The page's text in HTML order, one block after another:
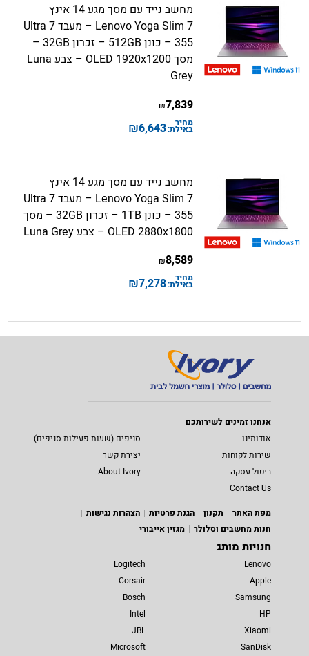
מחשב נייד עם מסך מגע 14 אינץ
Lenovo Yoga Slim 7 – מעבד Ultra 7
355 – כונן 512GB – זכרון 32GB –
מסך OLED 1920x1200 – צבע Luna
Grey
7,839
₪
מחיר
באילת:6,643
₪
מחשב נייד עם מסך מגע 14 אינץ
Lenovo Yoga Slim 7 – מעבד Ultra 7
355 – כונן 1TB – זכרון 32GB – מסך
OLED 2880x1800 – צבע Luna Grey
8,589
₪
מחיר
באילת:7,278
₪
אנחנו זמינים לשירותכם
אודותינו
סניפים (שעות פעילות סניפים)
שירות לקוחות
יצירת קשר
ביטול עסקה
About Ivory
Contact Us
מפת האתר
תקנון הגנת פרטיות
הצהרות נגישות
חנות מחשבים וסלולר
מגזין אייבורי
חנויות מותג
Lenovo
Apple
Samsung
HP
Xiaomi
SanDisk
Logitech
Corsair
Bosch
Intel
JBL
Microsoft